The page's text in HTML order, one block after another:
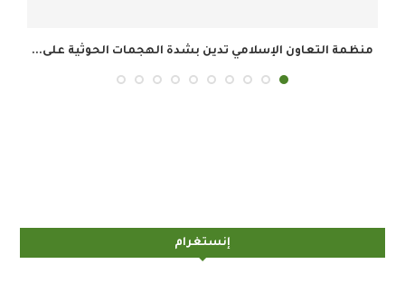
أمين عام منظمة التعاون الإسلامي يرحب باتفاق مكة...
إنستغرام